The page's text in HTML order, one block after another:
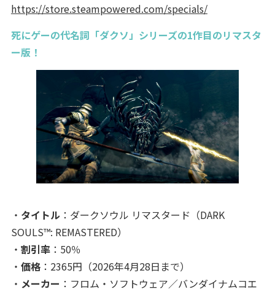
https://store.steampowered.com/specials/
死にゲーの代名詞「ダクソ」シリーズの1作目のリマスタ
ー版！
・ タイトル ：ダークソウル リマスタード（DARK
SOULS™: REMASTERED）
・ 割引率：50％
・ 価格：2365円（2026年4月28日まで）
・ メーカー ：フロム・ソフトウェア／バンダイナムコエ